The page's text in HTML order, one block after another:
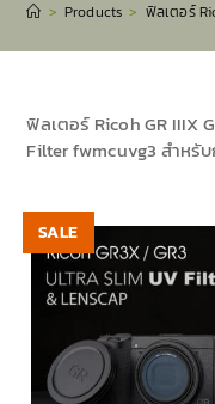
> Products > ฟิลเตอร์
ฟิลเตอร์ Ricoh GR IIIX
Filter fwmcuvg3 สำหรับ
SALE